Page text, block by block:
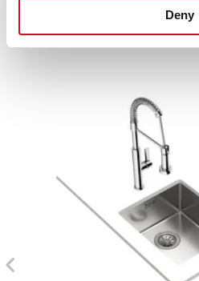
Deny
Verwante producten